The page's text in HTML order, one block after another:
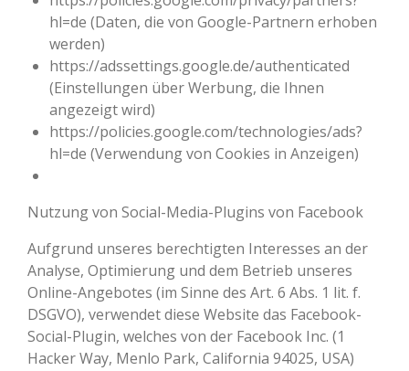
hl=de (Daten, die von Google-Partnern erhoben
werden)
https://adssettings.google.de/authenticated
(Einstellungen über Werbung, die Ihnen
angezeigt wird)
https://policies.google.com/technologies/ads?
hl=de (Verwendung von Cookies in Anzeigen)
Nutzung von Social-Media-Plugins von Facebook
Aufgrund unseres berechtigten Interesses an der
Analyse, Optimierung und dem Betrieb unseres
Online-Angebotes (im Sinne des Art. 6 Abs. 1 lit. f.
DSGVO), verwendet diese Website das Facebook-
Social-Plugin, welches von der Facebook Inc. (1
Hacker Way, Menlo Park, California 94025, USA)